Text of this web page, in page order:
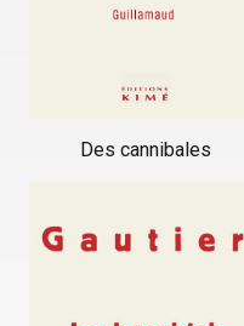
Des cannibales